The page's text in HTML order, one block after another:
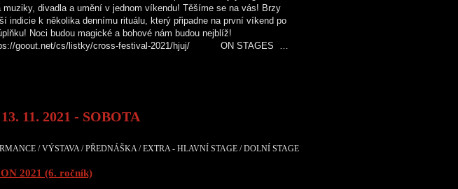
muziky, divadla a umění v jednom víkendu! Těšíme se na vás! Brzy
indicie k několika dennímu rituálu, který připadne na první víkend po
Noci budou magické a bohové nám budou nejblíž!
goout.net/cs/listky/cross-festival-2021/hjuj/ ON STAGES …
13. 11. 2021 - SOBOTA
/ VÝSTAVA / PŘEDNÁŠKA / EXTRA - HLAVNÍ STAGE / DOLNÍ STAGE
2021 (6. ročník)